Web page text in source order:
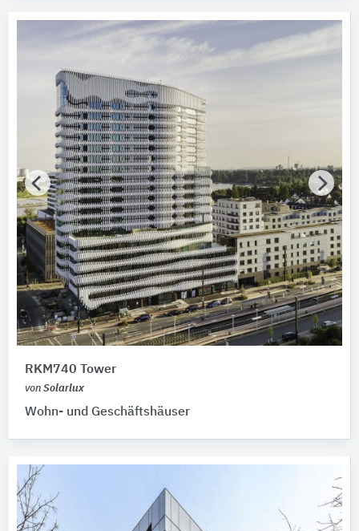
RKM740 Tower
von Solarlux
Wohn- und Geschäftshäuser